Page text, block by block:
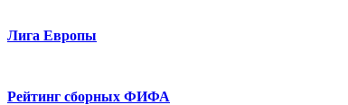
Лига Европы
Рейтинг сборных ФИФА